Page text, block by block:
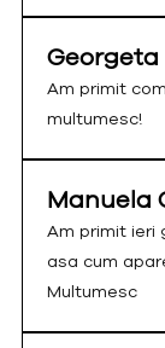
Georgeta
Am primit
multumesc!
Manuela
Am primit ieri
asa cum
Multumesc